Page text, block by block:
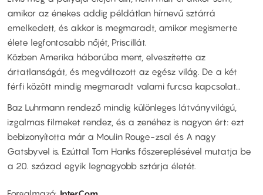
amikor az énekes addig példátlan hírnevű sztárrá
emelkedett, és akkor is megmaradt, amikor megismerte
élete legfontosabb nőjét, Priscillát.
Közben Amerika háborúba ment, elveszítette az
ártatlanságát, és megváltozott az egész világ. De a két
férfi között mindig megmaradt valami furcsa kapcsolat…
Baz Luhrmann rendező mindig különleges látványvilágú,
izgalmas filmeket rendez, és a zenéhez is nagyon ért: ezt
bebizonyította már a Moulin Rouge-zsal és A nagy
Gatsbyvel is. Ezúttal Tom Hanks főszereplésével mutatja be
a 20. század egyik legnagyobb sztárja életét.